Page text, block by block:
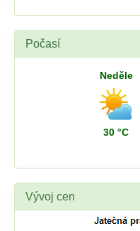
Počasí
Neděle
30 °C
Vývoj cen